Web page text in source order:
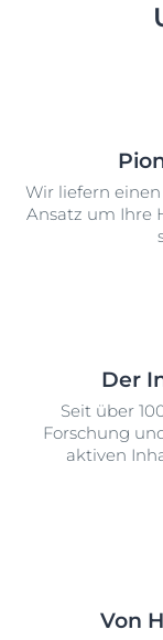
Wir liefern
Ansatz um Ihre
Der
Seit über
Forschung
aktiven
Von